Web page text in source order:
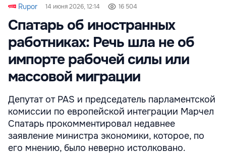
Rupor 14 июня 2026, 12:14 16 504
Спатарь об иностранных
работниках: Речь шла не об
импорте рабочей силы или
массовой миграции
Депутат от PAS и председатель парламентской
комиссии по европейской интеграции Марчел
Спатарь прокомментировал недавнее
заявление министра экономики, которое, по
его мнению, было неверно истолковано.